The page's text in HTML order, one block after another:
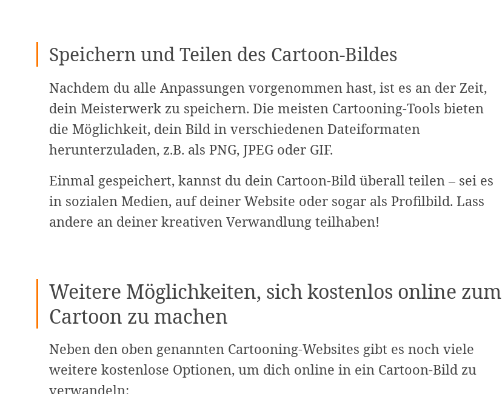
Speichern und Teilen des Cartoon-Bildes
Nachdem du alle Anpassungen vorgenommen hast, ist es an der Zeit,
dein Meisterwerk zu speichern. Die meisten Cartooning-Tools bieten
die Möglichkeit, dein Bild in verschiedenen Dateiformaten
herunterzuladen, z.B. als PNG, JPEG oder GIF.
Einmal gespeichert, kannst du dein Cartoon-Bild überall teilen – sei es
in sozialen Medien, auf deiner Website oder sogar als Profilbild. Lass
andere an deiner kreativen Verwandlung teilhaben!
Weitere Möglichkeiten, sich kostenlos online zum
Cartoon zu machen
Neben den oben genannten Cartooning-Websites gibt es noch viele
weitere kostenlose Optionen, um dich online in ein Cartoon-Bild zu
verwandeln: